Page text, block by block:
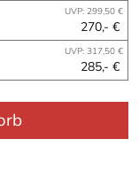
UVP: 299,50 €
270,- €
UVP: 317,50 €
285,- €